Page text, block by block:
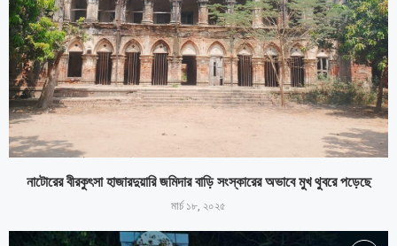
নাটোরের বীরকুৎসা হাজারদুয়ারি জমিদার বাড়ি সংস্কারের অভাবে মুখ থুবরে পড়েছে
মার্চ ১৮, ২০২৫